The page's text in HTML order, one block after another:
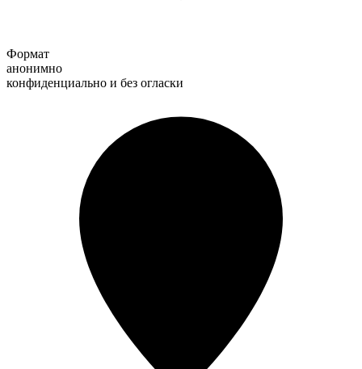
Формат
анонимно
конфиденциально и без огласки